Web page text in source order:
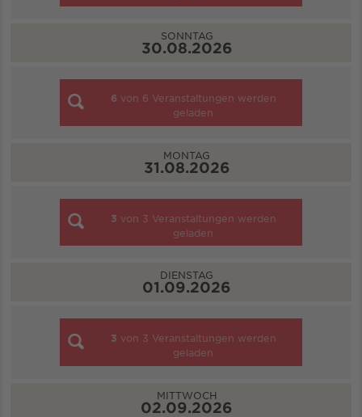
SONNTAG
30.08.2026
6 von 6 Veranstaltungen werden
geladen
MONTAG
31.08.2026
3 von 3 Veranstaltungen werden
geladen
DIENSTAG
01.09.2026
3 von 3 Veranstaltungen werden
geladen
MITTWOCH
02.09.2026